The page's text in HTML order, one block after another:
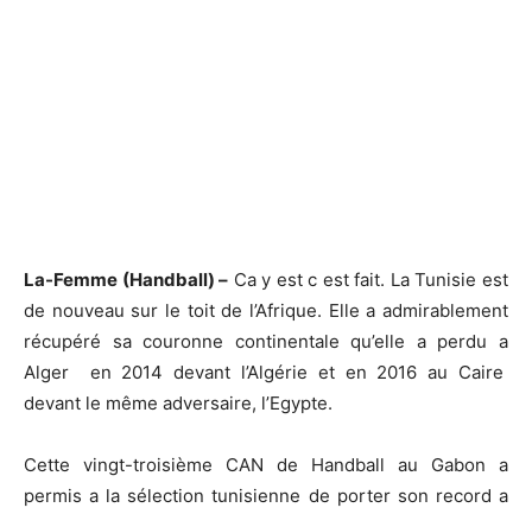
La-Femme (Handball) – Ca y est c est fait. La Tunisie est
de nouveau sur le toit de l’Afrique. Elle a admirablement
récupéré sa couronne continentale qu’elle a perdu a
Alger en 2014 devant l’Algérie et en 2016 au Caire
devant le même adversaire, l’Egypte.
Cette vingt-troisième CAN de Handball au Gabon a
permis a la sélection tunisienne de porter son record a